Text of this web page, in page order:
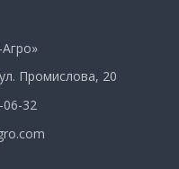
Промислова, 20
32